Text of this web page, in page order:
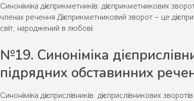
Синоніміка дієприкметників: дієприкметникових
членах речення Дієприкметниковий зворот – це
світ, народжений в любові.
№19. Синоніміка
підрядних обставинних
Синоніміка дієприслівників: дієприслівникових